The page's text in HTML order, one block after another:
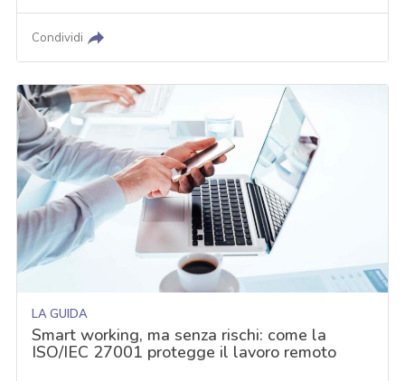
Condividi
LA GUIDA
Smart working, ma senza rischi: come la
ISO/IEC 27001 protegge il lavoro remoto